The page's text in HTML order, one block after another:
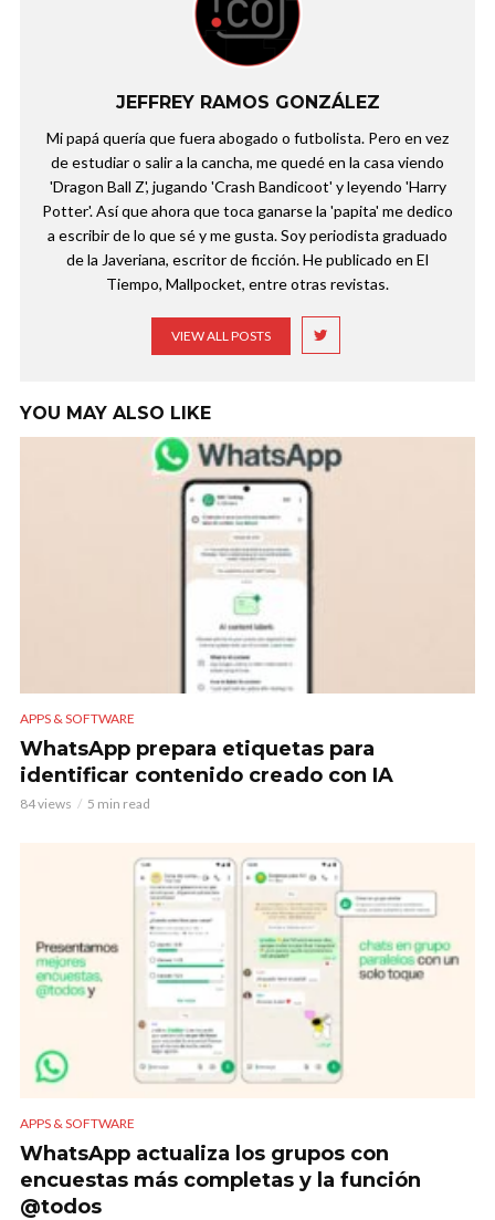
JEFFREY RAMOS GONZÁLEZ
Mi papá quería que fuera abogado o futbolista. Pero en vez
de estudiar o salir a la cancha, me quedé en la casa viendo
'Dragon Ball Z', jugando 'Crash Bandicoot' y leyendo 'Harry
Potter'. Así que ahora que toca ganarse la 'papita' me dedico
a escribir de lo que sé y me gusta. Soy periodista graduado
de la Javeriana, escritor de ficción. He publicado en El
Tiempo, Mallpocket, entre otras revistas.
VIEW ALL POSTS
YOU MAY ALSO LIKE
APPS & SOFTWARE
WhatsApp prepara etiquetas para
identificar contenido creado con IA
84 views 5 min read
APPS & SOFTWARE
WhatsApp actualiza los grupos con
encuestas más completas y la función
@todos